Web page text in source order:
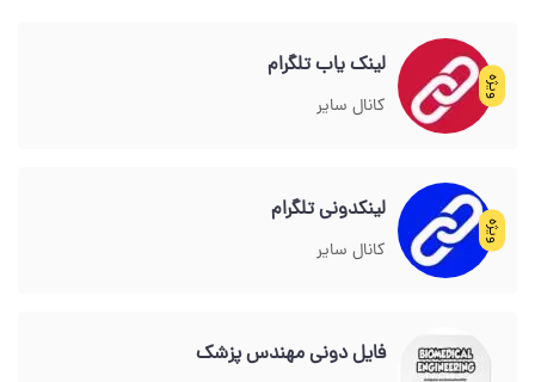
ویژه
لینک یاب تلگرام
کانال سایر
ویژه
لینکدونی تلگرام
کانال سایر
فایل دونی مهندس پزشک